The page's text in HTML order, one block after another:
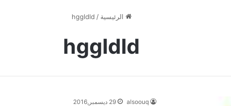
الرئيسية /
hggldld
hggldld
alsoouq 29 ديسمبر,2016